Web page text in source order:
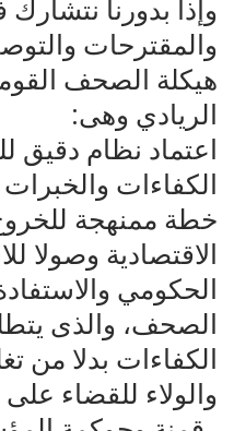
وإذا بدورنا
والمقترحات
هيكلة الصحف
الريادي وهى:
اعتماد نظام دقيق
الكفاءات
خطة ممنهجة
الاقتصادية وصولا
الحكومي
الصحف، والذى
الكفاءات بدلا من
والولاء للقضاء